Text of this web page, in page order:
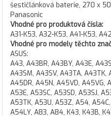
šestičlánková baterie, 270 x
Panasonic
Vhodné pro produktová čísla:
A31-K53, A32-K53, A41-K53,
Vhodné pro modely těchto
ASUS:
A43, A43BR, A43BY, A43E,
A43SM, A43SV, A43TA, A43TK,
A45DR, A45N, A45VD, A45VG,
A53E, A53SC, A53SD, A53SJ,
A53TK, A53U, A53Z, A54,
A54LY, A83, A84, K43, K43B,